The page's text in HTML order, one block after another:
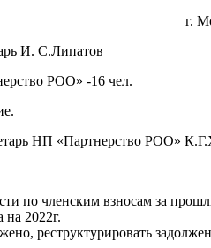
г. г.
И. С.Липатов
РОО» -16 чел.
НП «Партнерство РОО»
по членским взносам за
на 2022г.
реструктурировать